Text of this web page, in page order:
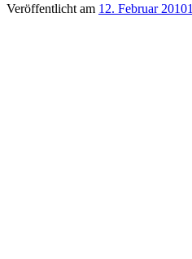
Veröffentlicht am 12. Februar 2010